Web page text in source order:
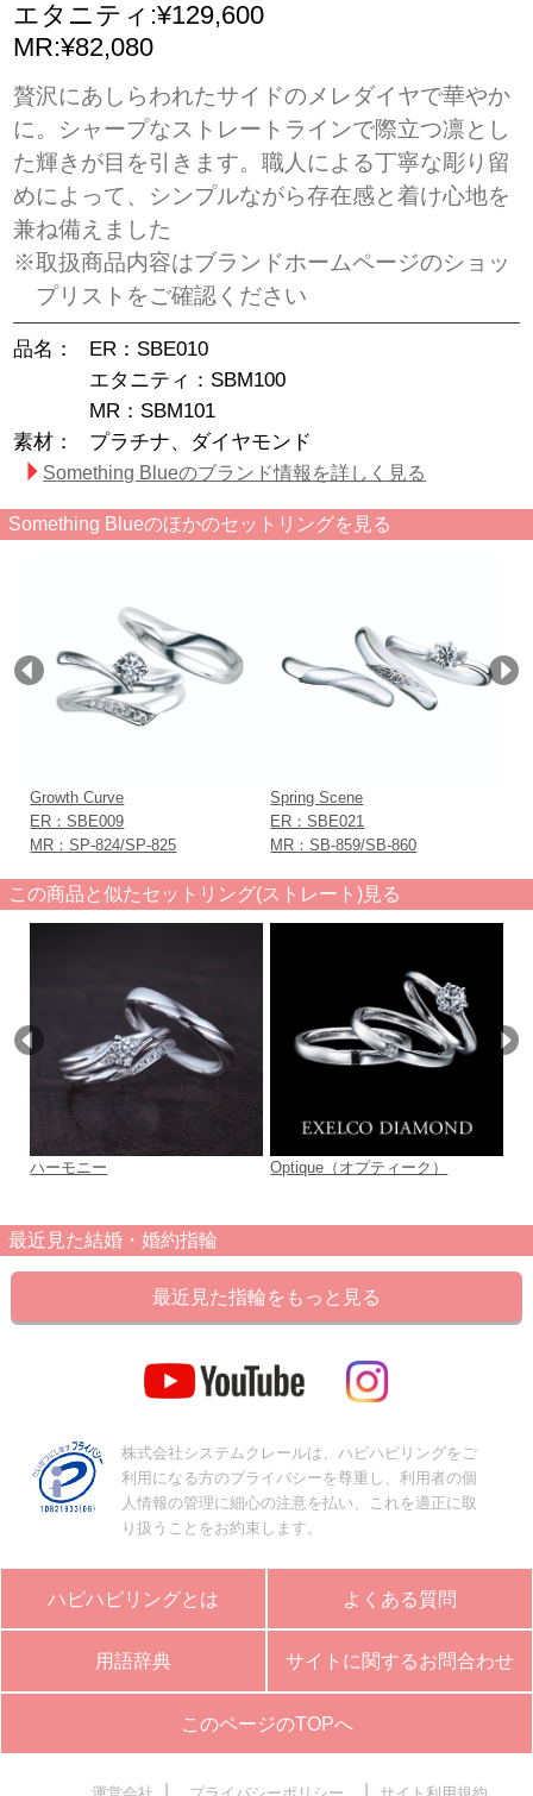
エタニティ:¥129,600
MR:¥82,080
贅沢にあしらわれたサイドのメレダイヤで華やか
に。シャープなストレートラインで際立つ凛とし
た輝きが目を引きます。職人による丁寧な彫り留
めによって、シンプルながら存在感と着け心地を
兼ね備えました
※取扱商品内容はブランドホームページのショッ
プリストをご確認ください
品名：
ER：SBE010
エタニティ：SBM100
MR：SBM101
素材：
プラチナ、ダイヤモンド
Something Blueのブランド情報を詳しく見る
Something Blueのほかのセットリングを見る
Growth Curve
ER：SBE009
MR：SP-824/SP-825
Spring Scene
ER：SBE021
MR：SB-859/SB-860
この商品と似たセットリング(ストレート)見る
ハーモニー Optique（オプティーク）
最近見た結婚・婚約指輪
最近見た指輪をもっと見る
株式会社システムクレールは、ハピハピリングをご
利用になる方のプライバシーを尊重し、利用者の個
人情報の管理に細心の注意を払い、これを適正に取
り扱うことをお約束します。
ハピハピリングとは よくある質問
用語辞典 サイトに関するお問合わせ
このページのTOPへ